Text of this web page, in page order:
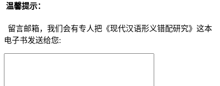
温馨提示：
留言邮箱，我们会有专人把《现代汉语形义错配研究》这本
电子书发送给您: